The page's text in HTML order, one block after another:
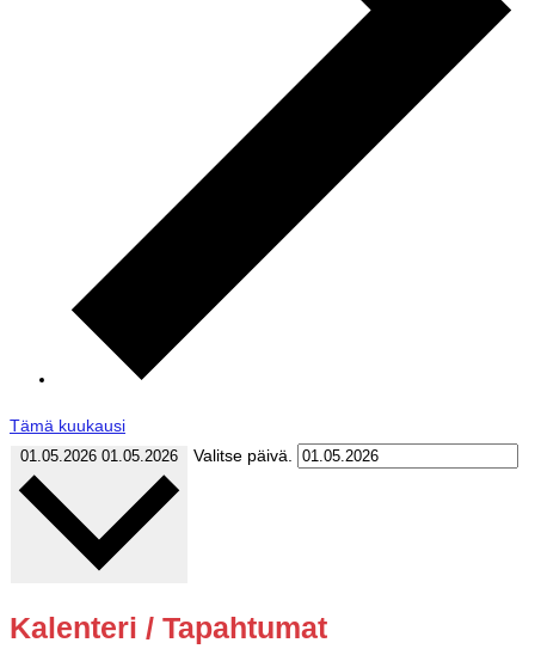
Tämä kuukausi
01.05.2026 01.05.2026 Valitse päivä.
Kalenteri / Tapahtumat